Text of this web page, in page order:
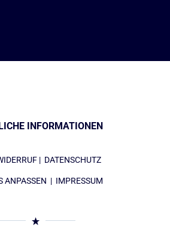
INFORMATIONEN
| DATENSCHUTZ
ANPASSEN | IMPRESSUM